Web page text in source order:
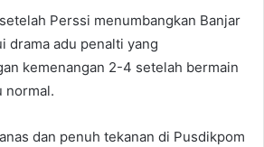
Perssi menumbangkan Banjar
drama adu penalti yang
kemenangan 2-4 setelah bermain
normal.
dan penuh tekanan di Pusdikpom